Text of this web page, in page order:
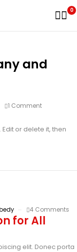
0
and
1 Comment
or delete it, then
4 Comments
for All
elit. Donec porta